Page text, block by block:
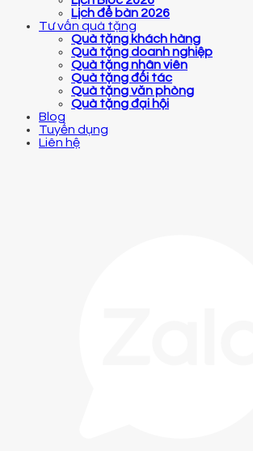
Lịch để bàn 2026
Tư vấn quà tặng
Quà tặng khách hàng
Quà tặng doanh nghiệp
Quà tặng nhân viên
Quà tặng đối tác
Quà tặng văn phòng
Quà tặng đại hội
Blog
Tuyển dụng
Liên hệ